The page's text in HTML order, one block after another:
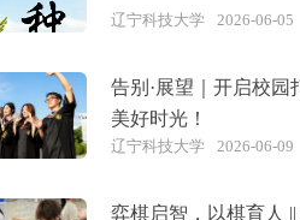
辽宁科技大学 2026-06-05
告别·展望｜开启校园
美好时光！
辽宁科技大学 2026-06-09
弈棋启智，以棋育人